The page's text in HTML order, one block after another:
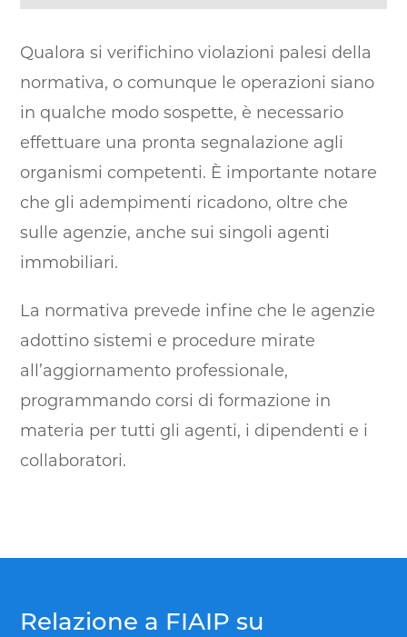
Qualora si verifichino violazioni palesi della
normativa, o comunque le operazioni siano
in qualche modo sospette, è necessario
effettuare una pronta segnalazione agli
organismi competenti. È importante notare
che gli adempimenti ricadono, oltre che
sulle agenzie, anche sui singoli agenti
immobiliari.
La normativa prevede infine che le agenzie
adottino sistemi e procedure mirate
all’aggiornamento professionale,
programmando corsi di formazione in
materia per tutti gli agenti, i dipendenti e i
collaboratori.
Relazione a FIAIP su